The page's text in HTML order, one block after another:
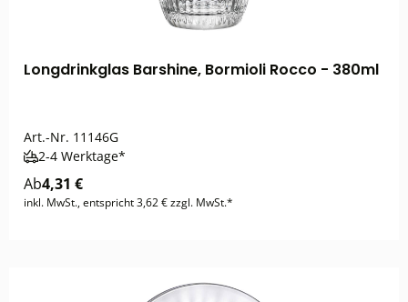
Longdrinkglas Barshine, Bormioli Rocco - 380ml
Art.-Nr. 11146G
2-4 Werktage*
Ab4,31 €
inkl. MwSt., entspricht 3,62 € zzgl. MwSt.*